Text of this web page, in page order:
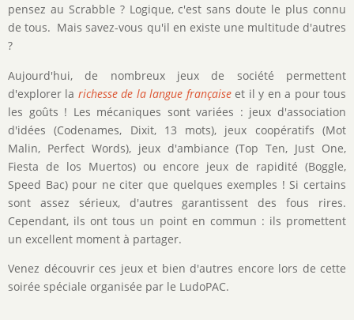
pensez au Scrabble ? Logique, c'est sans doute le plus connu
de tous. Mais savez-vous qu'il en existe une multitude d'autres
?
Aujourd'hui, de nombreux jeux de société permettent
d'explorer la richesse de la langue françaiseet il y en a pour tous
les goûts ! Les mécaniques sont variées : jeux d'association
d'idées (Codenames, Dixit, 13 mots), jeux coopératifs (Mot
Malin, Perfect Words), jeux d'ambiance (Top Ten, Just One,
Fiesta de los Muertos) ou encore jeux de rapidité (Boggle,
Speed Bac) pour ne citer que quelques exemples ! Si certains
sont assez sérieux, d'autres garantissent des fous rires.
Cependant, ils ont tous un point en commun : ils promettent
un excellent moment à partager.
Venez découvrir ces jeux et bien d'autres encore lors de cette
soirée spéciale organisée par le LudoPAC.